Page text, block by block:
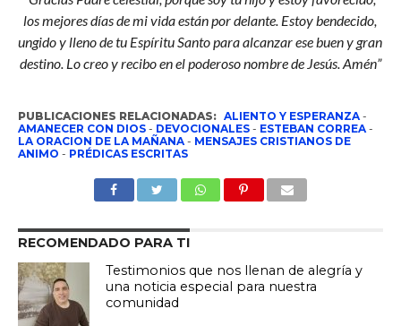
los mejores días de mi vida están por delante. Estoy bendecido,
ungido y lleno de tu Espíritu Santo para alcanzar ese buen y gran
destino. Lo creo y recibo en el poderoso nombre de Jesús. Amén”
PUBLICACIONES RELACIONADAS: ALIENTO Y ESPERANZA-
AMANECER CON DIOS- DEVOCIONALES- ESTEBAN CORREA-
LA ORACION DE LA MAÑANA- MENSAJES CRISTIANOS DE
ANIMO - PRÉDICAS ESCRITAS
RECOMENDADO PARA TI
Testimonios que nos llenan de alegría y
una noticia especial para nuestra
comunidad